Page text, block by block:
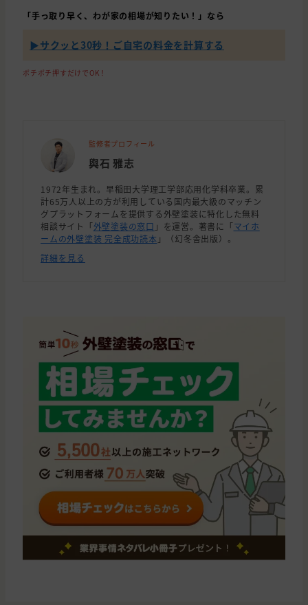
「手っ取り早く、わが家の相場が知りたい！」なら
▶︎サクッと30秒！ご自宅の料金を計算する
ポチポチ押すだけでOK！
監修者プロフィール
輿石 雅志
1972年生まれ。早稲田大学理工学部応用化学科卒業。累
計65万人以上の方が利用している国内最大級のマッチン
グプラットフォームを提供する外壁塗装に特化した無料
相談サイト「外壁塗装の窓口 」を運営。著書に「マイホ
ームの外壁塗装 完全成功読本 」（幻冬舎出版）。
詳細を見る